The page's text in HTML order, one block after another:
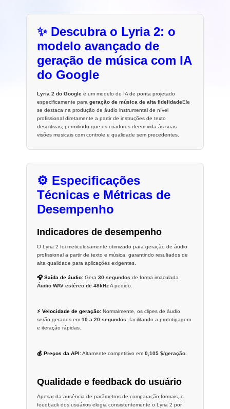
✨ Descubra o Lyria 2: o
modelo avançado de
geração de música com IA
do Google
Lyria 2 do Google é um modelo de IA de ponta projetado
especificamente parageração de música de alta fidelidadeEle
se destaca na produção de áudio instrumental de nível
profissional diretamente a partir de instruções de texto
descritivas, permitindo que os criadores deem vida às suas
visões musicais com controle e qualidade sem precedentes.
⚙️ Especificações
Técnicas e Métricas de
Desempenho
Indicadores de desempenho
O Lyria 2 foi meticulosamente otimizado para geração de áudio
profissional a partir de texto e música, garantindo resultados de
alta qualidade para aplicações exigentes.
🎧 Saída de áudio: Gera30 segundos de forma imaculada
Áudio WAV estéreo de 48kHzA pedido.
⚡ Velocidade de geração: Normalmente, os clipes de áudio
serão gerados em10 a 20 segundos, facilitando a prototipagem
e iteração rápidas.
💰 Preços da API:Altamente competitivo em0,105 $/geração.
Qualidade e feedback do usuário
Apesar da ausência de parâmetros de comparação formais, o
feedback dos usuários elogia consistentemente o Lyria 2 por